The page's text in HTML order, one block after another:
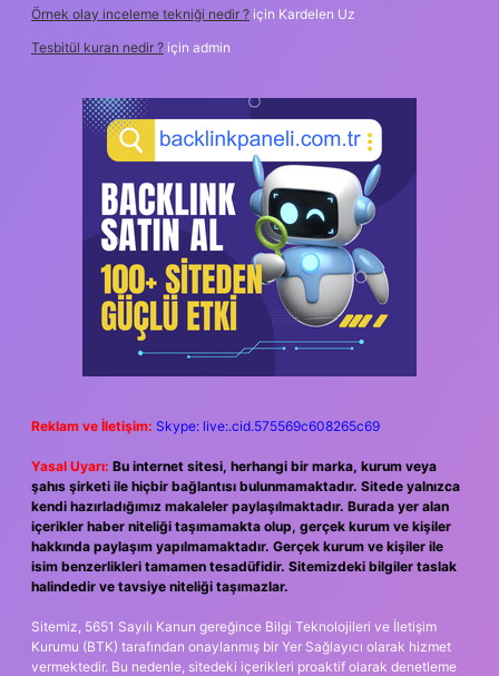
Örnek olay inceleme tekniği nedir ? için Kardelen Uz
Tesbitül kuran nedir ? için admin
Reklam ve İletişim: Skype: live:.cid.575569c608265c69
Yasal Uyarı: Bu internet sitesi, herhangi bir marka, kurum veya
şahıs şirketi ile hiçbir bağlantısı bulunmamaktadır. Sitede yalnızca
kendi hazırladığımız makaleler paylaşılmaktadır. Burada yer alan
içerikler haber niteliği taşımamakta olup, gerçek kurum ve kişiler
hakkında paylaşım yapılmamaktadır. Gerçek kurum ve kişiler ile
isim benzerlikleri tamamen tesadüfidir. Sitemizdeki bilgiler taslak
halindedir ve tavsiye niteliği taşımazlar.
Sitemiz, 5651 Sayılı Kanun gereğince Bilgi Teknolojileri ve İletişim
Kurumu (BTK) tarafından onaylanmış bir Yer Sağlayıcı olarak hizmet
vermektedir. Bu nedenle, sitedeki içerikleri proaktif olarak denetleme